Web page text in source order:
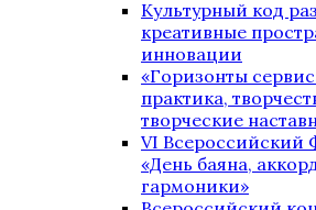
Культурный код
креативные
инновации
«Горизонты
практика,
творческие
VI Всероссийский
«День баяна,
гармоники»